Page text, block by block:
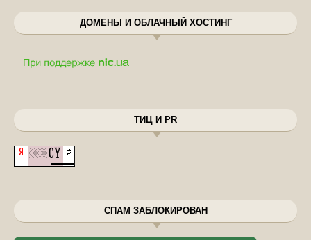
ДОМЕНЫ И ОБЛАЧНЫЙ ХОСТИНГ
ТИЦ И PR
СПАМ ЗАБЛОКИРОВАН